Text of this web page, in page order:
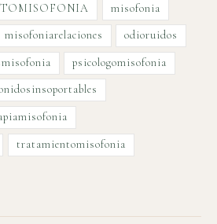
misofonia
misofoniarelaciones odioruidos
psicologomisofonia
tratamientomisofonia